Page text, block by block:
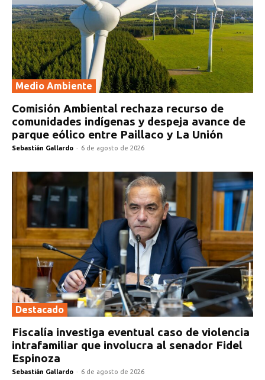
Medio Ambiente
Comisión Ambiental rechaza recurso de
comunidades indígenas y despeja avance de
parque eólico entre Paillaco y La Unión
Sebastián Gallardo - 6 de agosto de 2026
Destacado
Fiscalía investiga eventual caso de violencia
intrafamiliar que involucra al senador Fidel
Espinoza
Sebastián Gallardo - 6 de agosto de 2026